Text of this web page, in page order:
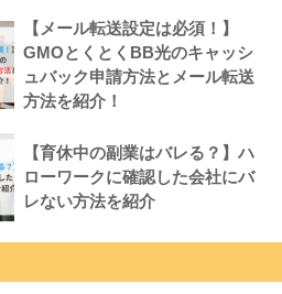
【メール転送設定は必須！】
GMOとくとくBB光のキャッシ
ュバック申請方法とメール転送
方法を紹介！
【育休中の副業はバレる？】ハ
ローワークに確認した会社にバ
レない方法を紹介